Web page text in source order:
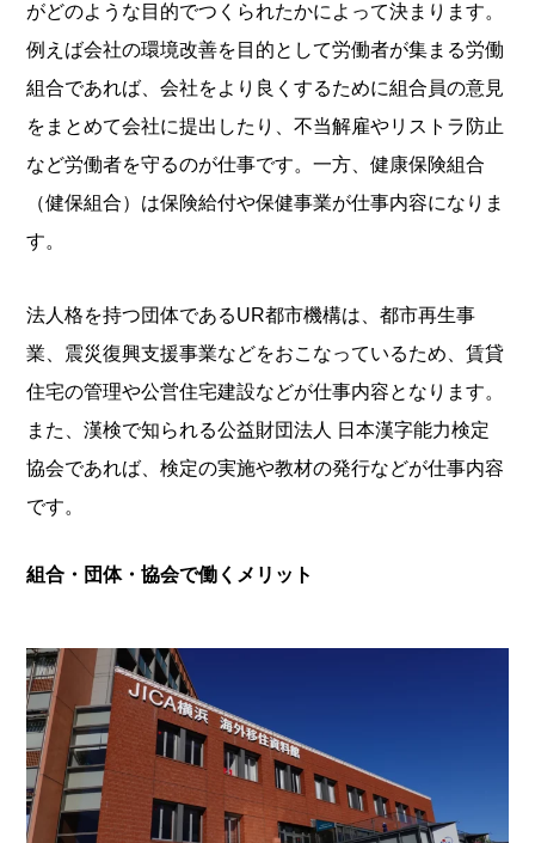
がどのような目的でつくられたかによって決まります。
例えば会社の環境改善を目的として労働者が集まる労働
組合であれば、会社をより良くするために組合員の意見
をまとめて会社に提出したり、不当解雇やリストラ防止
など労働者を守るのが仕事です。一方、健康保険組合
（健保組合）は保険給付や保健事業が仕事内容になりま
す。
法人格を持つ団体であるUR都市機構は、都市再生事
業、震災復興支援事業などをおこなっているため、賃貸
住宅の管理や公営住宅建設などが仕事内容となります。
また、漢検で知られる公益財団法人 日本漢字能力検定
協会であれば、検定の実施や教材の発行などが仕事内容
です。
組合・団体・協会で働くメリット